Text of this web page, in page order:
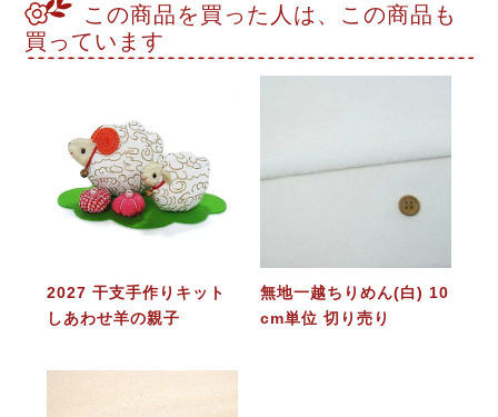
この商品を買った人は、この商品も
買っています
2027 干支手作りキット
しあわせ羊の親子
無地一越ちりめん(白) 10
cm単位 切り売り